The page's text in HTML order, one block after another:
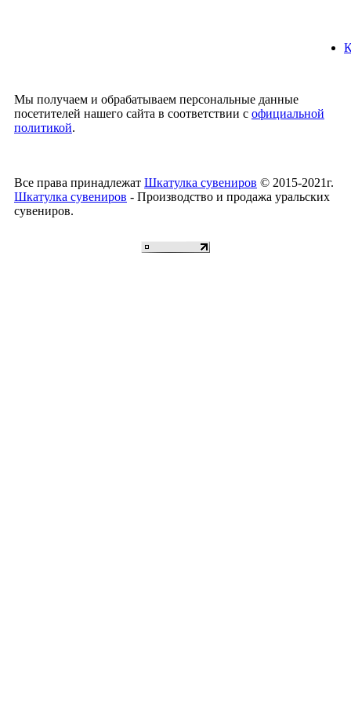
Мы получаем и обрабатываем персональные данные
посетителей нашего сайта в соответствии с официальной
политикой.
Все права принадлежат Шкатулка сувениров © 2015-2021г.
Шкатулка сувениров - Производство и продажа уральских
сувениров.